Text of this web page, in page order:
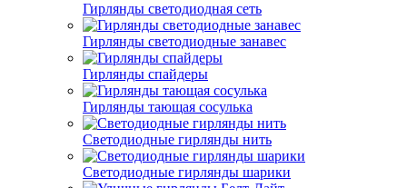
Гирлянды светодиодная сеть
Гирлянды светодиодные занавес
Гирлянды спайдеры
Гирлянды тающая сосулька
Светодиодные гирлянды нить
Светодиодные гирлянды шарики